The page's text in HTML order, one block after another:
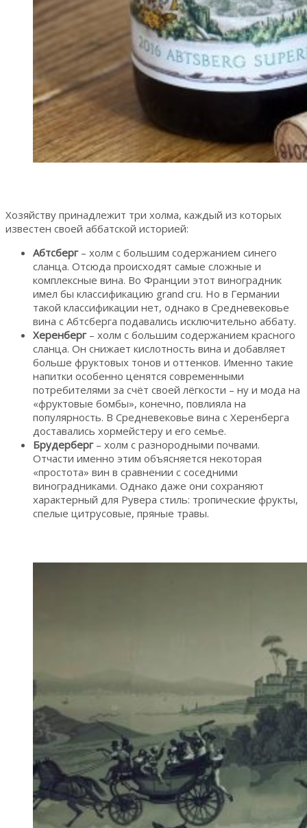
Хозяйству принадлежит три холма, каждый из которых
известен своей аббатской историей:
Абтсберг– холм с большим содержанием синего
сланца. Отсюда происходят самые сложные и
комплексные вина. Во Франции этот виноградник
имел бы классификацию grand cru. Но в Германии
такой классификации нет, однако в Средневековье
вина с Абтсберга подавались исключительно аббату.
Херенберг– холм с большим содержанием красного
сланца. Он снижает кислотность вина и добавляет
больше фруктовых тонов и оттенков. Именно такие
напитки особенно ценятся современными
потребителями за счёт своей лёгкости – ну и мода на
«фруктовые бомбы», конечно, повлияла на
популярность. В Средневековье вина с Херенберга
доставались хормейстеру и его семье.
Брудерберг– холм с разнородными почвами.
Отчасти именно этим объясняется некоторая
«простота» вин в сравнении с соседними
виноградниками. Однако даже они сохраняют
характерный для Рувера стиль: тропические фрукты,
спелые цитрусовые, пряные травы.